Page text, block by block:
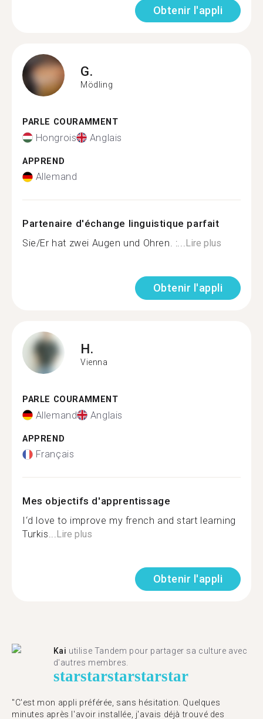
Obtenir l'appli
G.
Mödling
PARLE COURAMMENT
Hongrois Anglais
APPREND
Allemand
Partenaire d'échange linguistique parfait
Sie/Er hat zwei Augen und Ohren. :...Lire plus
Obtenir l'appli
H.
Vienna
PARLE COURAMMENT
Allemand Anglais
APPREND
Français
Mes objectifs d'apprentissage
I‘d love to improve my french and start learning
Turkis...Lire plus
Obtenir l'appli
Kai utilise Tandem pour partager sa culture avec
d'autres membres.
starstarstarstarstar
"C'est mon appli préférée, sans hésitation. Quelques
minutes après l'avoir installée, j'avais déjà trouvé des